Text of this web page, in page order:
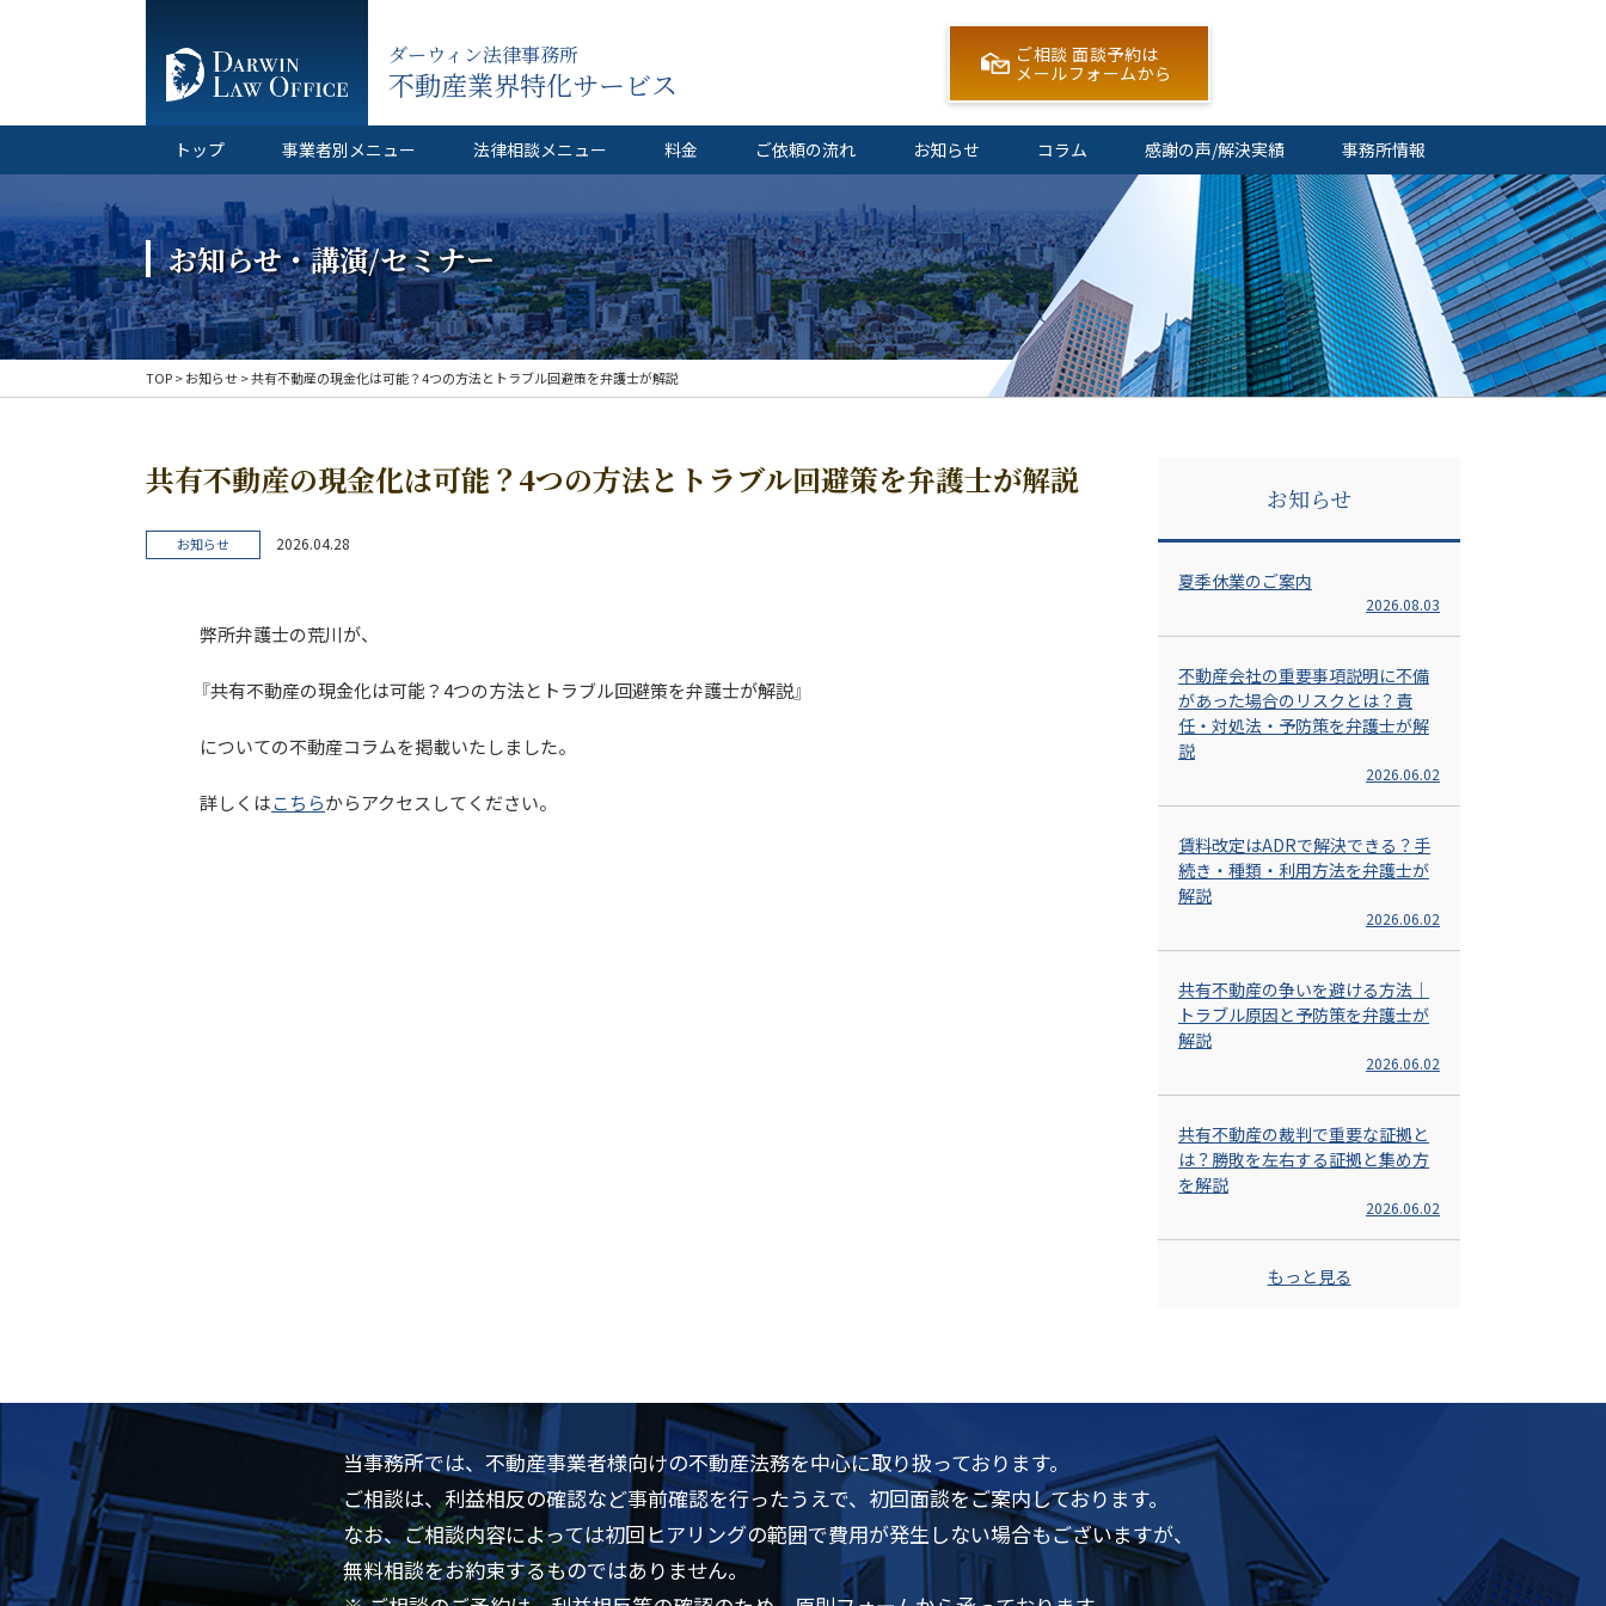
ダーウィン法律事務所
不動産業界特化サービス
ご相談 面談予約は
メールフォームから
トップ 事業者別メニュー 法律相談メニュー 料金 ご依頼の流れ お知らせ コラム 感謝の声/解決実績 事務所情報
お知らせ・講演/セミナー
TOP>お知らせ >共有不動産の現金化は可能？4つの方法とトラブル回避策を弁護士が解説
共有不動産の現金化は可能？4つの方法とトラブル回避策を弁護士が解説
お知らせ 2026.04.28
弊所弁護士の荒川が、
『共有不動産の現金化は可能？4つの方法とトラブル回避策を弁護士が解説』
についての不動産コラムを掲載いたしました。
詳しくはこちらからアクセスしてください。
お知らせ
夏季休業のご案内
2026.08.03
不動産会社の重要事項説明に不備
があった場合のリスクとは？責
任・対処法・予防策を弁護士が解
説
2026.06.02
賃料改定はADRで解決できる？手
続き・種類・利用方法を弁護士が
解説
2026.06.02
共有不動産の争いを避ける方法｜
トラブル原因と予防策を弁護士が
解説
2026.06.02
共有不動産の裁判で重要な証拠と
は？勝敗を左右する証拠と集め方
を解説
2026.06.02
もっと見る
当事務所では、不動産事業者様向けの不動産法務を中心に取り扱っております。
ご相談は、利益相反の確認など事前確認を行ったうえで、初回面談をご案内しております。
なお、ご相談内容によっては初回ヒアリングの範囲で費用が発生しない場合もございますが、
無料相談をお約束するものではありません。